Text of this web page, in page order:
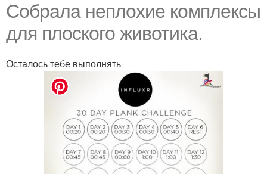
Собрала неплохие комплексы
для плоского животика.
Осталось тебе выполнять